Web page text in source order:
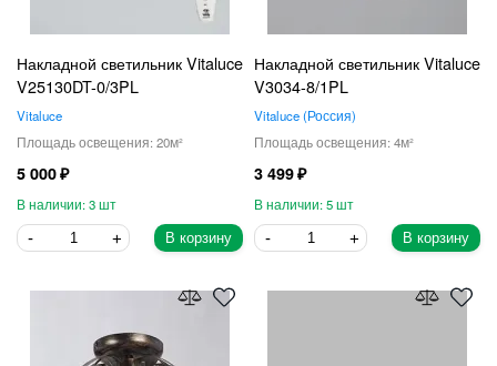
Накладной светильник Vitaluce
V25130DT-0/3PL
Vitaluce
20
5 000
3
В корзину
Накладной светильник Vitaluce
V3034-8/1PL
Vitaluce Россия
4
3 499
5
В корзину